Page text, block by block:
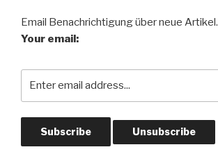
Email Benachrichtigung über neue Artikel.
Your email: